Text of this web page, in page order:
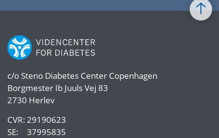
c/o Steno Diabetes Center Copenhagen
Borgmester Ib Juuls Vej 83
2730 Herlev
CVR:29190623
SE:
37995835